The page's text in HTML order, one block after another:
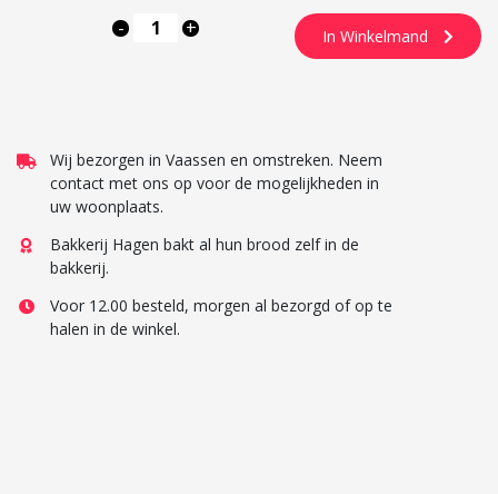
- + In Winkelmand
Wij bezorgen in Vaassen en omstreken. Neem
contact met ons op voor de mogelijkheden in
uw woonplaats.
Bakkerij Hagen bakt al hun brood zelf in de
bakkerij.
Voor 12.00 besteld, morgen al bezorgd of op te
halen in de winkel.